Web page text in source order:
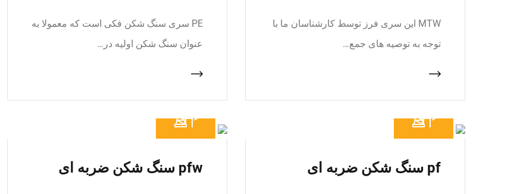
MTW این سری فرز توسط کارشناسان ما با
توجه به توصیه های جمع…
PE سری سنگ شکن فکی است که معمولا به
عنوان سنگ شکن اولیه در…
pf سنگ شکن ضربه ای pfw سنگ شکن ضربه ای